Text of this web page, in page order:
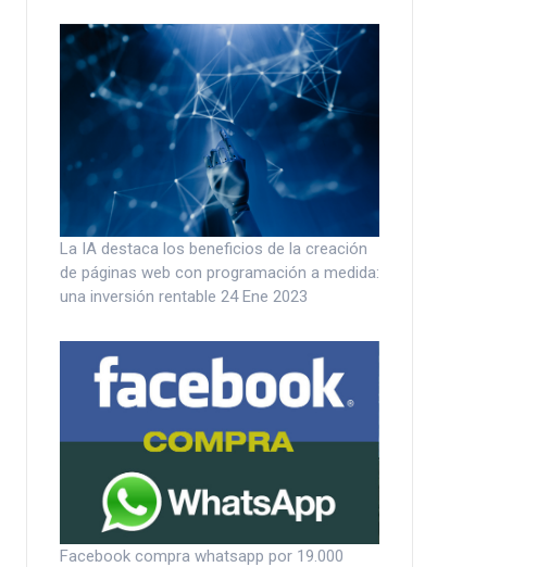
La IA destaca los beneficios de la creación
de páginas web con programación a medida:
una inversión rentable 24 Ene 2023
Facebook compra whatsapp por 19.000